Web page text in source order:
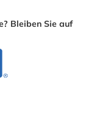
Bleiben Sie auf